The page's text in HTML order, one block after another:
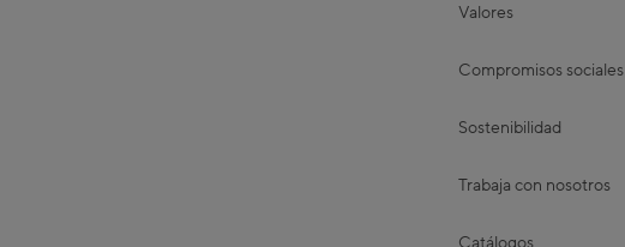
Valores
Compromisos sociales
Sostenibilidad
Trabaja con nosotros